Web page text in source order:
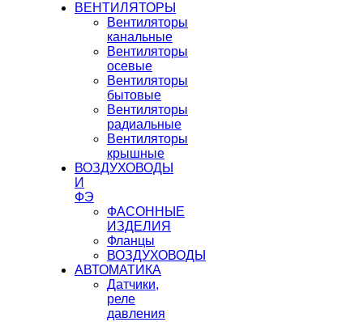
ВЕНТИЛЯТОРЫ
Вентиляторы
канальные
Вентиляторы
осевые
Вентиляторы
бытовые
Вентиляторы
радиальные
Вентиляторы
крышные
ВОЗДУХОВОДЫ
И
ФЭ
ФАСОННЫЕ
ИЗДЕЛИЯ
Фланцы
ВОЗДУХОВОДЫ
АВТОМАТИКА
Датчики,
реле
давления